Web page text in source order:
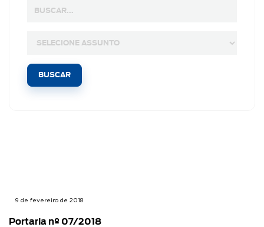
9 de fevereiro de 2018
Portaria nº 07/2018